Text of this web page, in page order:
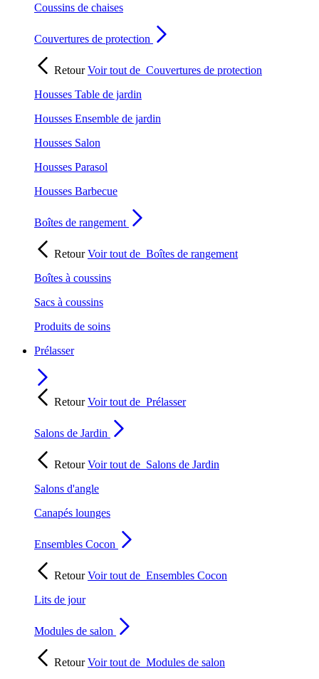
Coussins de chaises
Couvertures de protection
RetourVoir tout de Couvertures de protection
Housses Table de jardin
Housses Ensemble de jardin
Housses Salon
Housses Parasol
Housses Barbecue
Boîtes de rangement
RetourVoir tout de Boîtes de rangement
Boîtes à coussins
Sacs à coussins
Produits de soins
Prélasser
RetourVoir tout de Prélasser
Salons de Jardin
RetourVoir tout de Salons de Jardin
Salons d'angle
Canapés lounges
Ensembles Cocon
RetourVoir tout de Ensembles Cocon
Lits de jour
Modules de salon
RetourVoir tout de Modules de salon